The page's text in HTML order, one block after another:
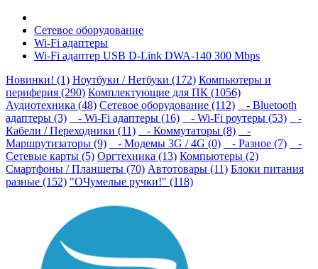
Сетевое оборудование
Wi-Fi адаптеры
Wi-Fi адаптер USB D-Link DWA-140 300 Mbps
Новинки! (1) Ноутбуки / Нетбуки (172) Компьютеры и
периферия (290) Комплектующие для ПК (1056)
Аудиотехника (48) Сетевое оборудование (112)
- Bluetooth
адаптеры (3)
- Wi-Fi адаптеры (16) - Wi-Fi роутеры (53)
-
Кабели / Переходники (11)
- Коммутаторы (8)
-
Маршрутизаторы (9)
- Модемы 3G / 4G (0) - Разное (7)
-
Сетевые карты (5) Оргтехника (13) Компьютеры (2)
Смартфоны / Планшеты (70) Автотовары (11) Блоки питания
разные (152) "ОЧумелые ручки!" (118)